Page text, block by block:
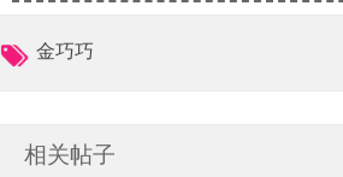
金巧巧
相关帖子